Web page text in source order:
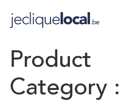
Product
Category :